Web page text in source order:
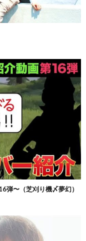
弾〜（芝刈り機〆夢幻）